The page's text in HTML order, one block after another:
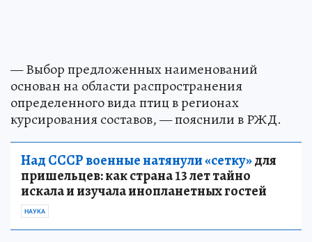
— Выбор предложенных наименований
основан на области распространения
определенного вида птиц в регионах
курсирования составов, — пояснили в РЖД.
Над СССР военные натянули «сетку»для
пришельцев: как страна 13 лет тайно
искала и изучала инопланетных гостей
НАУКА